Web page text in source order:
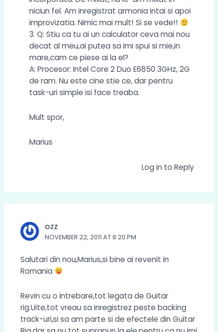
niciun fel. Am inregistrat armonia intai si apoi
improvizatia. Nimic mai mult! Si se vede!!
3. Q: Stiu ca tu ai un calculator ceva mai nou
decat al meu,ai putea sa imi spui si mie,in
mare,cam ce piese ai la el?
A: Procesor: Intel Core 2 Duo E6850 3GHz, 2G
de ram. Nu este cine stie ce, dar pentru
task-uri simple isi face treaba.
Mult spor,
Marius
Log in to Reply
OZZ
NOVEMBER 22, 2011 AT 8:20 PM
Salutari din nou,Marius,si bine ai revenit in
Romania
Revin cu o intrebare,tot legata de Guitar
rig.Uite,tot vreau sa inregistrez peste backing
track-uri,si sa am parte si de efectele din Guitar